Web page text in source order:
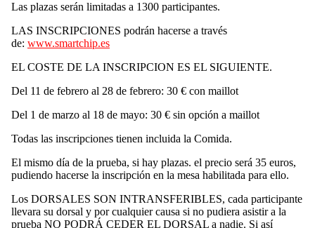
Las plazas serán limitadas a 1300 participantes.
LAS INSCRIPCIONES podrán hacerse a través
de: www.smartchip.es
EL COSTE DE LA INSCRIPCION ES EL SIGUIENTE.
Del 11 de febrero al 28 de febrero: 30 € con maillot
Del 1 de marzo al 18 de mayo: 30 € sin opción a maillot
Todas las inscripciones tienen incluida la Comida.
El mismo día de la prueba, si hay plazas. el precio será 35 euros,
pudiendo hacerse la inscripción en la mesa habilitada para ello.
Los DORSALES SON INTRANSFERIBLES, cada participante
llevara su dorsal y por cualquier causa si no pudiera asistir a la
prueba NO PODRÁ CEDER EL DORSAL a nadie. Si así